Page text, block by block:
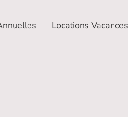
Locations Vacances